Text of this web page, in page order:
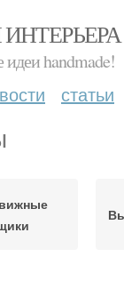
идеи handmade!
статьи